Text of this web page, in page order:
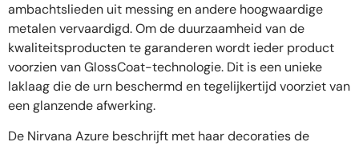
ambachtslieden uit messing en andere hoogwaardige
metalen vervaardigd. Om de duurzaamheid van de
kwaliteitsproducten te garanderen wordt ieder product
voorzien van GlossCoat-technologie. Dit is een unieke
laklaag die de urn beschermd en tegelijkertijd voorziet van
een glanzende afwerking.
De Nirvana Azure beschrijft met haar decoraties de